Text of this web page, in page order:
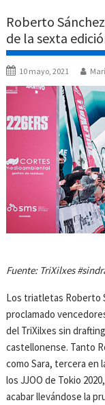
Roberto
de la sexta
10 mayo, 2021
Fuente: TriXilxes
Los triatletas Roberto
proclamado
del TriXilxes sin
castellonense. Tanto
como Sara, tercera en
los JJOO de Tokio
acabar llevándose la